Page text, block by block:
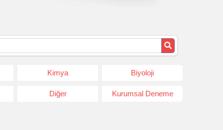
Kimya Biyoloji
Diğer Kurumsal Deneme